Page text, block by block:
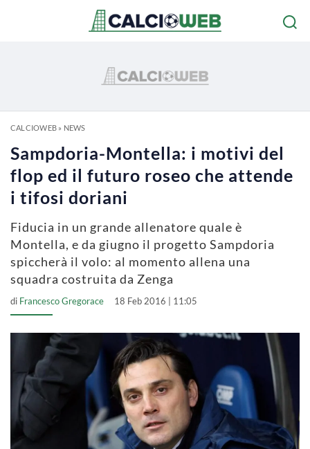
CALCIOWEB» NEWS
Sampdoria-Montella: i motivi del
flop ed il futuro roseo che attende
i tifosi doriani
Fiducia in un grande allenatore quale è
Montella, e da giugno il progetto Sampdoria
spiccherà il volo: al momento allena una
squadra costruita da Zenga
di Francesco Gregorace 18 Feb 2016 | 11:05